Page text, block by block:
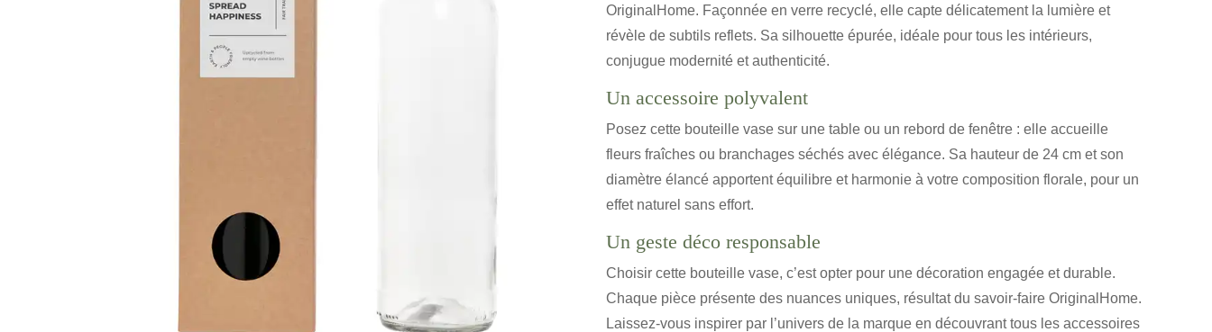
OriginalHome. Façonnée en verre recyclé, elle capte délicatement la lumière et
révèle de subtils reflets. Sa silhouette épurée, idéale pour tous les intérieurs,
conjugue modernité et authenticité.
Un accessoire polyvalent
Posez cette bouteille vase sur une table ou un rebord de fenêtre : elle accueille
fleurs fraîches ou branchages séchés avec élégance. Sa hauteur de 24 cm et son
diamètre élancé apportent équilibre et harmonie à votre composition florale, pour un
effet naturel sans effort.
Un geste déco responsable
Choisir cette bouteille vase, c’est opter pour une décoration engagée et durable.
Chaque pièce présente des nuances uniques, résultat du savoir-faire OriginalHome.
Laissez-vous inspirer par l’univers de la marque en découvrant tous les accessoires